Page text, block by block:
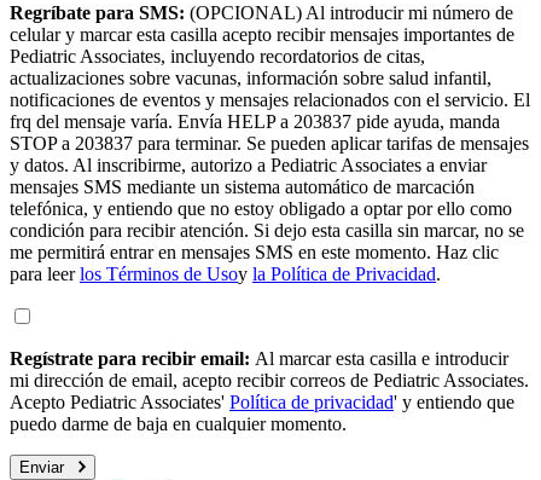
Regríbate para SMS: (OPCIONAL) Al introducir mi número de
celular y marcar esta casilla acepto recibir mensajes importantes de
Pediatric Associates, incluyendo recordatorios de citas,
actualizaciones sobre vacunas, información sobre salud infantil,
notificaciones de eventos y mensajes relacionados con el servicio. El
frq del mensaje varía. Envía HELP a 203837 pide ayuda, manda
STOP a 203837 para terminar. Se pueden aplicar tarifas de mensajes
y datos. Al inscribirme, autorizo a Pediatric Associates a enviar
mensajes SMS mediante un sistema automático de marcación
telefónica, y entiendo que no estoy obligado a optar por ello como
condición para recibir atención. Si dejo esta casilla sin marcar, no se
me permitirá entrar en mensajes SMS en este momento. Haz clic
para leerlos Términos de Usoy la Política de Privacidad.
Regístrate para recibir email: Al marcar esta casilla e introducir
mi dirección de email, acepto recibir correos de Pediatric Associates.
Acepto Pediatric Associates' Política de privacidad' y entiendo que
puedo darme de baja en cualquier momento.
Enviar